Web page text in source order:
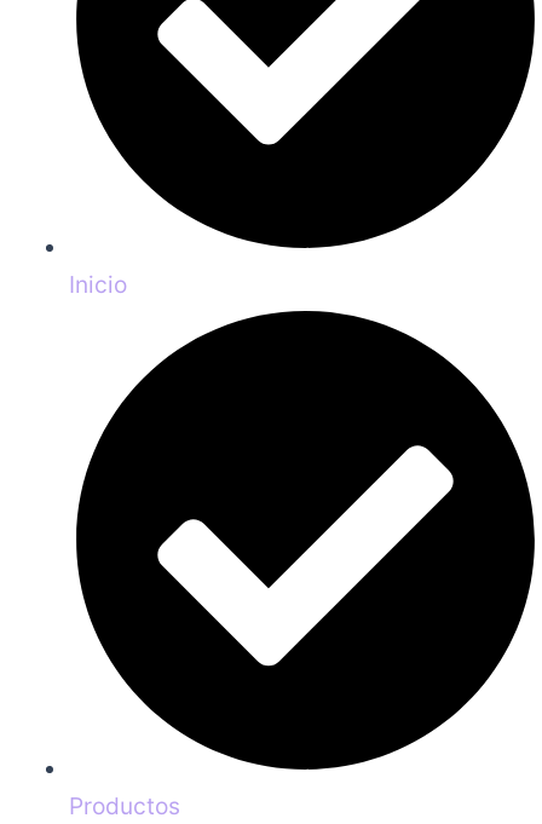
Inicio
Productos